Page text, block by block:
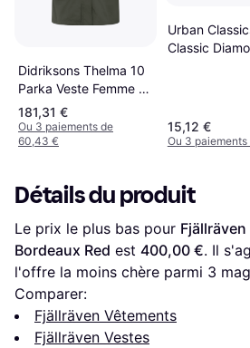
Didriksons Thelma 10
Parka Veste Femme -
Vert Foncé
181,31 €
Ou 3 paiements de
60,43 €
Urban
Classic
15,12 €
Ou 3
Détails du produit
Le prix le plus bas pour
Bordeaux Red est 400,00 €. Il
l'offre la moins chère parmi 3
Comparer:
Fjällräven Vêtements
Fjällräven Vestes